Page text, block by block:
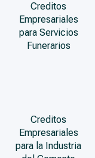
Creditos
Empresariales
para Servicios
Funerarios
Creditos
Empresariales
para la Industria